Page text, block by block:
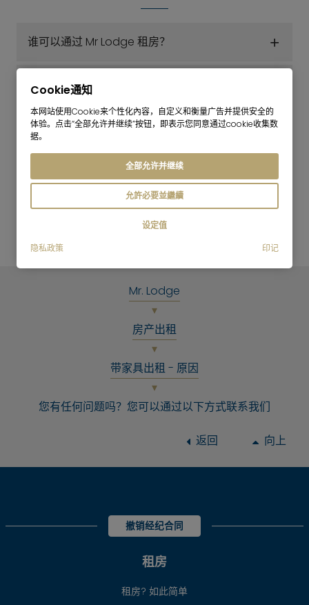
谁可以通过 Mr Lodge 租房？
谁来决定哪些租户可以入住？
作为房东，通过 Mr Lodge 出租公寓需要多少费用？
在租期内，Lodge 先生是否还负责照看租户？
更多常见问题
Mr. Lodge
房产出租
带家具出租 - 原因
您有任何问题吗？您可以通过以下方式联系我们
返回 向上
撤销经纪合同
租房
租房? 如此简单
Cookie通知
本网站使用Cookie来个性化內容，自定义和衡量广告并提供安全的
体验。点击“全部允许并继续”按钮，即表示您同意通过cookie收集数
据。
全部允许并继续
允許必要並繼續
设定值
隐私政策
印记